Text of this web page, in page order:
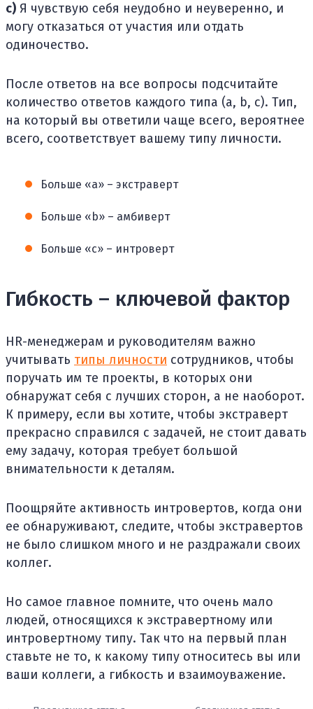
c) Я чувствую себя неудобно и неуверенно, и
могу отказаться от участия или отдать
одиночество.
После ответов на все вопросы подсчитайте
количество ответов каждого типа (a, b, c). Тип,
на который вы ответили чаще всего, вероятнее
всего, соответствует вашему типу личности.
Больше «a» – экстраверт
Больше «b» – амбиверт
Больше «c» – интроверт
Гибкость – ключевой фактор
HR-менеджерам и руководителям важно
учитывать типы личности сотрудников, чтобы
поручать им те проекты, в которых они
обнаружат себя с лучших сторон, а не наоборот.
К примеру, если вы хотите, чтобы экстраверт
прекрасно справился с задачей, не стоит давать
ему задачу, которая требует большой
внимательности к деталям.
Поощряйте активность интровертов, когда они
ее обнаруживают, следите, чтобы экстравертов
не было слишком много и не раздражали своих
коллег.
Но самое главное помните, что очень мало
людей, относящихся к экстравертному или
интровертному типу. Так что на первый план
ставьте не то, к какому типу относитесь вы или
ваши коллеги, а гибкость и взаимоуважение.